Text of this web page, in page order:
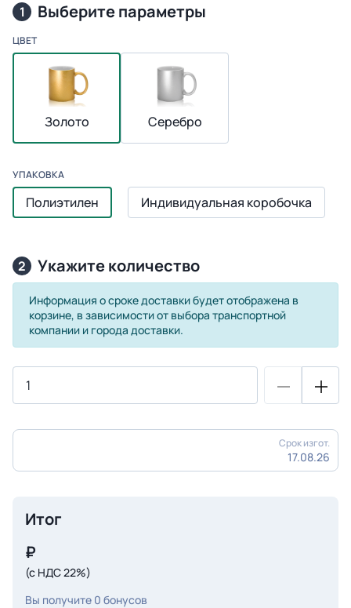
1 Выберите параметры
ЦВЕТ
Золото Серебро
УПАКОВКА
Полиэтилен Индивидуальная коробочка
2 Укажите количество
Информация о сроке доставки будет отображена в
корзине, в зависимости от выбора транспортной
компании и города доставки.
Срок изгот.
17.08.26
Итог
₽
(с НДС 22%)
Вы получите 0 бонусов